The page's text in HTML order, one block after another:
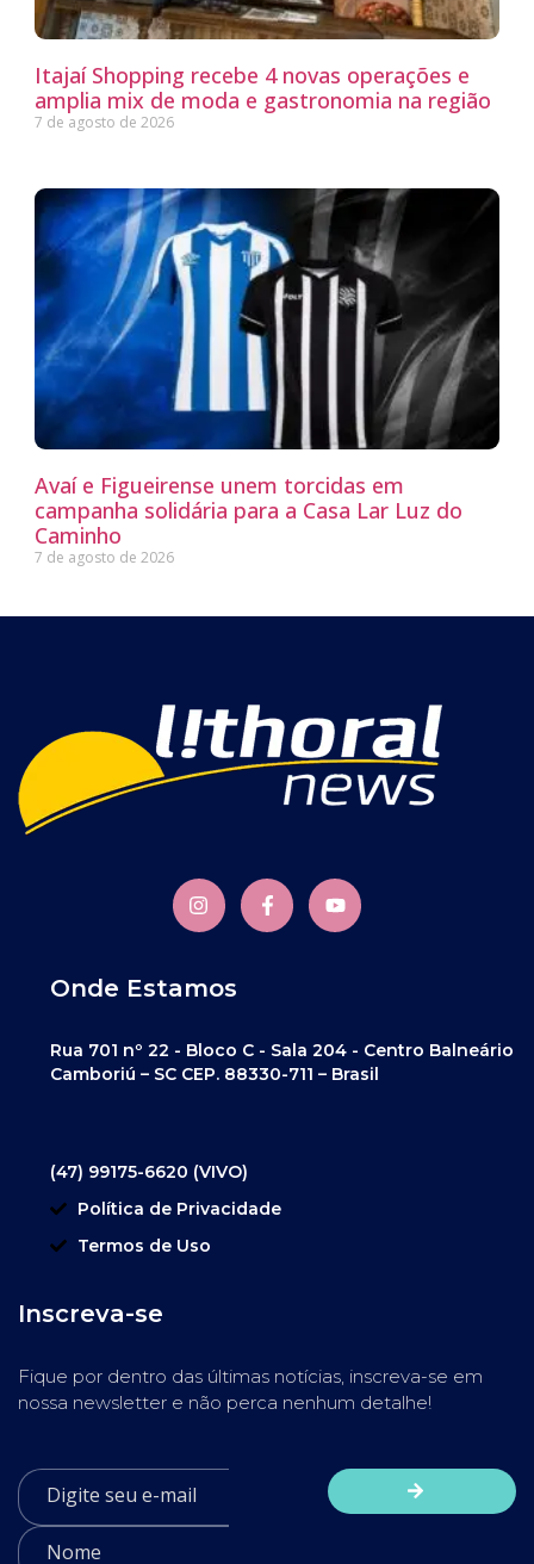
Itajaí Shopping recebe 4 novas operações e
amplia mix de moda e gastronomia na região
7 de agosto de 2026
Avaí e Figueirense unem torcidas em
campanha solidária para a Casa Lar Luz do
Caminho
7 de agosto de 2026
Onde Estamos
Rua 701 nº 22 - Bloco C - Sala 204 - Centro Balneário
Camboriú – SC CEP. 88330-711 – Brasil
(47) 99175-6620 (VIVO)
Política de Privacidade
Termos de Uso
Inscreva-se
Fique por dentro das últimas notícias, inscreva-se em
nossa newsletter e não perca nenhum detalhe!